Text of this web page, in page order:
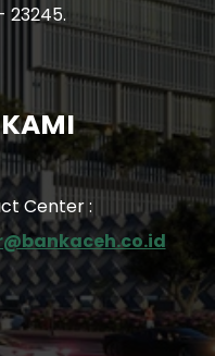
23245.
Center :